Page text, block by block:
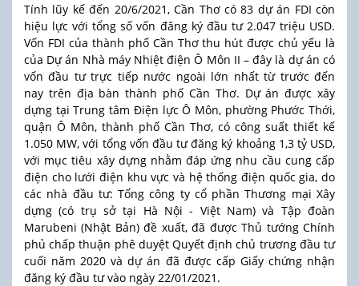
Tính lũy kế đến 20/6/2021, Cần Thơ có 83 dự án FDI còn
hiệu lực với tổng số vốn đăng ký đầu tư 2.047 triệu USD.
Vốn FDI của thành phố Cần Thơ thu hút được chủ yếu là
của Dự án Nhà máy Nhiệt điện Ô Môn II – đây là dự án có
vốn đầu tư trực tiếp nước ngoài lớn nhất từ trước đến
nay trên địa bàn thành phố Cần Thơ. Dự án được xây
dựng tại Trung tâm Điện lực Ô Môn, phường Phước Thới,
quận Ô Môn, thành phố Cần Thơ, có công suất thiết kế
1.050 MW, với tổng vốn đầu tư đăng ký khoảng 1,3 tỷ USD,
với mục tiêu xây dựng nhằm đáp ứng nhu cầu cung cấp
điện cho lưới điện khu vực và hệ thống điện quốc gia, do
các nhà đầu tư: Tổng công ty cổ phần Thương mại Xây
dựng (có trụ sở tại Hà Nội - Việt Nam) và Tập đoàn
Marubeni (Nhật Bản) đề xuất, đã được Thủ tướng Chính
phủ chấp thuận phê duyệt Quyết định chủ trương đầu tư
cuối năm 2020 và dự án đã được cấp Giấy chứng nhận
đăng ký đầu tư vào ngày 22/01/2021.